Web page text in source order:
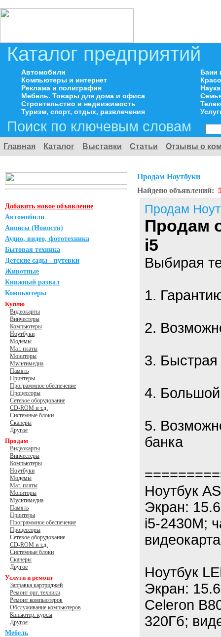
Каталог предприятий
Автомобили
Компьютеры и интернет
Реклама и полиграфия
Мебель. Товары для дома и офиса
Строительство и недвижимость
Туризм, спорт, отдых, развлечения
Бани
Поиск по ключевым словам
Главная Каталог Выставки Статьи Отзывы о
Добавить новое объявление
Автомобили
Анонсы (Новости)
Аудио, видео, фототехника
Бытовая техника
Детские сады - путевки
Животные
Книжный развал
Компьютеры
Куплю
Видеокарты
Винчестеры
Компьютеры
Ноутбуки
Модемы
Мат. платы
Мониторы
Мультимедиа
Память
Принтеры
Программное обеспечение
Процессоры
Сетевое оборудование
CD-ROM и т.д.
Системные блоки
Сканеры
Другое
Продам
Видеокарты
Винчестеры
Компьютеры
Ноутбуки
Модемы
Мат. платы
Мониторы
Мультимедиа
Память
Принтеры
Программное обеспечение
Процессоры
Сетевое оборудование
CD-ROM и т.д.
Системные блоки
Сканеры
Другое
Услуги и ремонт
Заправка картриджей
Ремонт орг. техники
Ремонт компьютеров
Обслуживание компьютеров
Копьютер. курсы
Другое
Мебель
Продам Ноутбуки
Найдено объявлений:
Продам
Продам
i5
Выбирая
1.
2.
3. Быстрая
4.
5.
банка
Ноутбук
Экран:
i5-2430M;
Ноутбук
Экран:
Celeron
320Гб;